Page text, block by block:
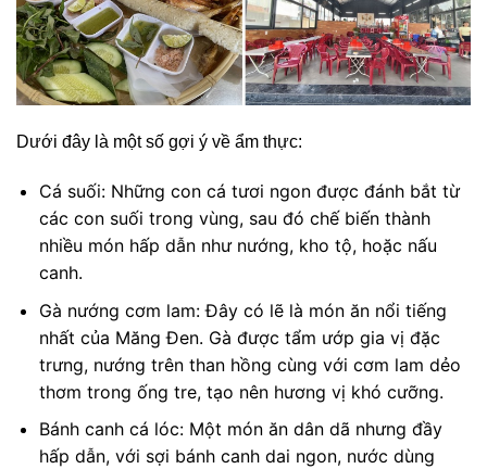
Dưới đây là một số gợi ý về ẩm thực:
Cá suối: Những con cá tươi ngon được đánh bắt từ
các con suối trong vùng, sau đó chế biến thành
nhiều món hấp dẫn như nướng, kho tộ, hoặc nấu
canh.
Gà nướng cơm lam: Đây có lẽ là món ăn nổi tiếng
nhất của Măng Đen. Gà được tẩm ướp gia vị đặc
trưng, nướng trên than hồng cùng với cơm lam dẻo
thơm trong ống tre, tạo nên hương vị khó cưỡng.
Bánh canh cá lóc: Một món ăn dân dã nhưng đầy
hấp dẫn, với sợi bánh canh dai ngon, nước dùng